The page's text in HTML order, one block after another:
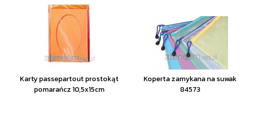
Karty passepartout prostokąt
pomarańcz 10,5x15cm
Koperta zamykana na suwak
84573